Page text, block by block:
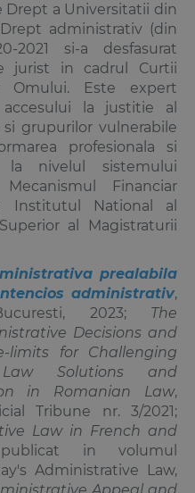
Drept a Universitatii din
administrativ (din
2021 si-a desfasurat
jurist in cadrul Curtii
Omului. Este expert
la justitie al
grupurilor vulnerabile
profesionala si
la nivelul sistemului
Financiar
Institutul National al
al Magistraturii
prealabila
administrativ,
2023; The
Decisions and
for Challenging
Solutions and
in Romanian Law,
Tribune nr. 3/2021;
Law in French and
in volumul
Administrative Law,